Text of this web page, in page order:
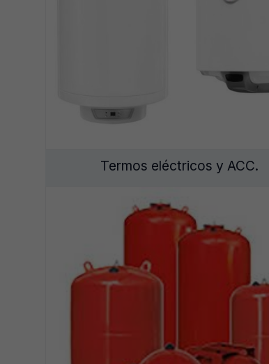
Termos eléctricos y ACC.